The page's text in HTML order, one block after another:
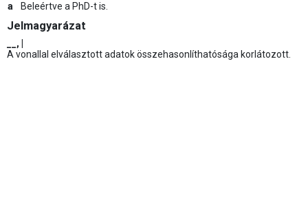
a
Beleértve a PhD-t is.
Jelmagyarázat
__, |
A vonallal elválasztott adatok összehasonlíthatósága korlátozott.